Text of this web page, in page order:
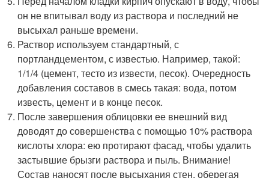
он не впитывал воду из раствора и последний не
высыхал раньше времени.
Раствор используем стандартный, с
портландцементом, с известью. Например, такой:
1/1/4 (цемент, тесто из извести, песок). Очередность
добавления составов в смесь такая: вода, потом
известь, цемент и в конце песок.
После завершения облицовки ее внешний вид
доводят до совершенства с помощью 10% раствора
кислоты хлора: ею протирают фасад, чтобы удалить
застывшие брызги раствора и пыль. Внимание!
Состав наносят после высыхания стен, оберегая